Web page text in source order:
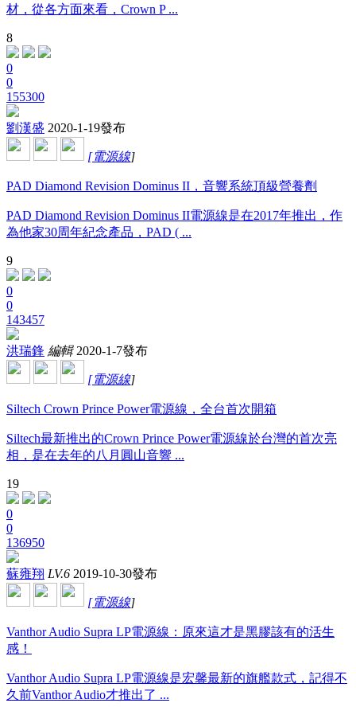
材，從各方面來看，Crown P ...
8
0
0
155300
劉漢盛 2020-1-19發布
[電源線]
PAD Diamond Revision Dominus II，音響系統頂級營養劑
PAD Diamond Revision Dominus II電源線是在2017年推出，作
為他家30周年紀念產品，PAD ( ...
9
0
0
143457
洪瑞鋒 編輯 2020-1-7發布
[電源線]
Siltech Crown Prince Power電源線，全台首次開箱
Siltech最新推出的Crown Prince Power電源線於台灣的首次亮
相，是在去年的八月圓山音響 ...
19
0
0
136950
蘇雍翔 LV.6 2019-10-30發布
[電源線]
Vanthor Audio Supra LP電源線：原來這才是黑膠該有的活生
感！
Vanthor Audio Supra LP電源線是宏馨最新的旗艦款式，記得不
久前Vanthor Audio才推出了 ...